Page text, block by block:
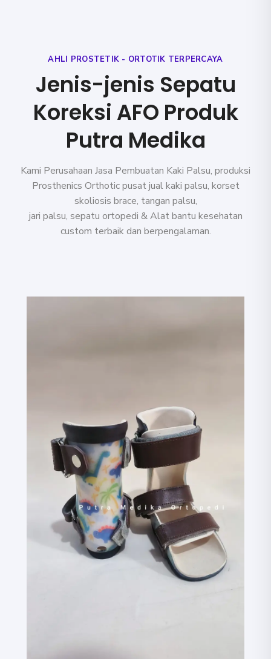
AHLI PROSTETIK - ORTOTIK TERPERCAYA
Jenis-jenis Sepatu
Koreksi AFO Produk
Putra Medika
Kami Perusahaan Jasa Pembuatan Kaki Palsu, produksi
Prosthenics Orthotic pusat jual kaki palsu, korset
skoliosis brace, tangan palsu,
jari palsu, sepatu ortopedi & Alat bantu kesehatan
custom terbaik dan berpengalaman.